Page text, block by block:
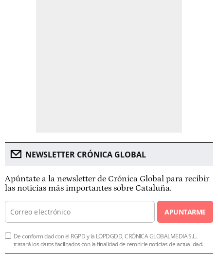
NEWSLETTER CRÓNICA GLOBAL
Apúntate a la newsletter de Crónica Global para recibir
las noticias más importantes sobre Cataluña.
APUNTARME
De conformidad con el RGPD y la LOPDGDD, CRÓNICA GLOBALMEDIA S.L.
tratará los datos facilitados con la finalidad de remitirle noticias de actualidad.